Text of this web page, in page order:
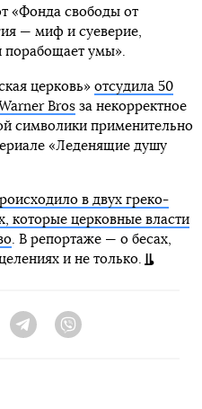
«Фонда свободы от
— миф и суеверие,
порабощает умы».
церковь» отсудила 50
Brosза некорректное
символики применительно
«Леденящие душу
в двух греко-
которые церковные власти
. В репортаже — о бесах,
и не только.
Twitter Telegram